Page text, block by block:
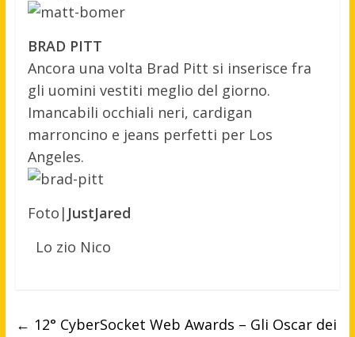
BRAD PITT
Ancora una volta Brad Pitt si inserisce fra
gli uomini vestiti meglio del giorno.
Imancabili occhiali neri, cardigan
marroncino e jeans perfetti per Los
Angeles.
Foto| JustJared
Lo zio Nico
← 12° CyberSocket Web Awards – Gli Oscar dei